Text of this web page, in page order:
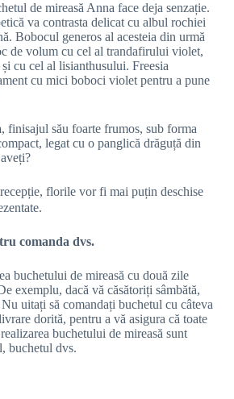
de mireasă Anna face deja senzație.
va contrasta delicat cu albul rochiei
Bobocul generos al acesteia din urmă
de volum cu cel al trandafirului violet,
cu cel al lisianthusului. Freesia
cu mici boboci violet pentru a pune
finisajul său foarte frumos, sub forma
legat cu o panglică drăguță din
florile vor fi mai puțin deschise
comanda dvs.
buchetului de mireasă cu două zile
exemplu, dacă vă căsătoriți sâmbătă,
uitați să comandați buchetul cu câteva
dorită, pentru a vă asigura că toate
buchetului de mireasă sunt
buchetul dvs.